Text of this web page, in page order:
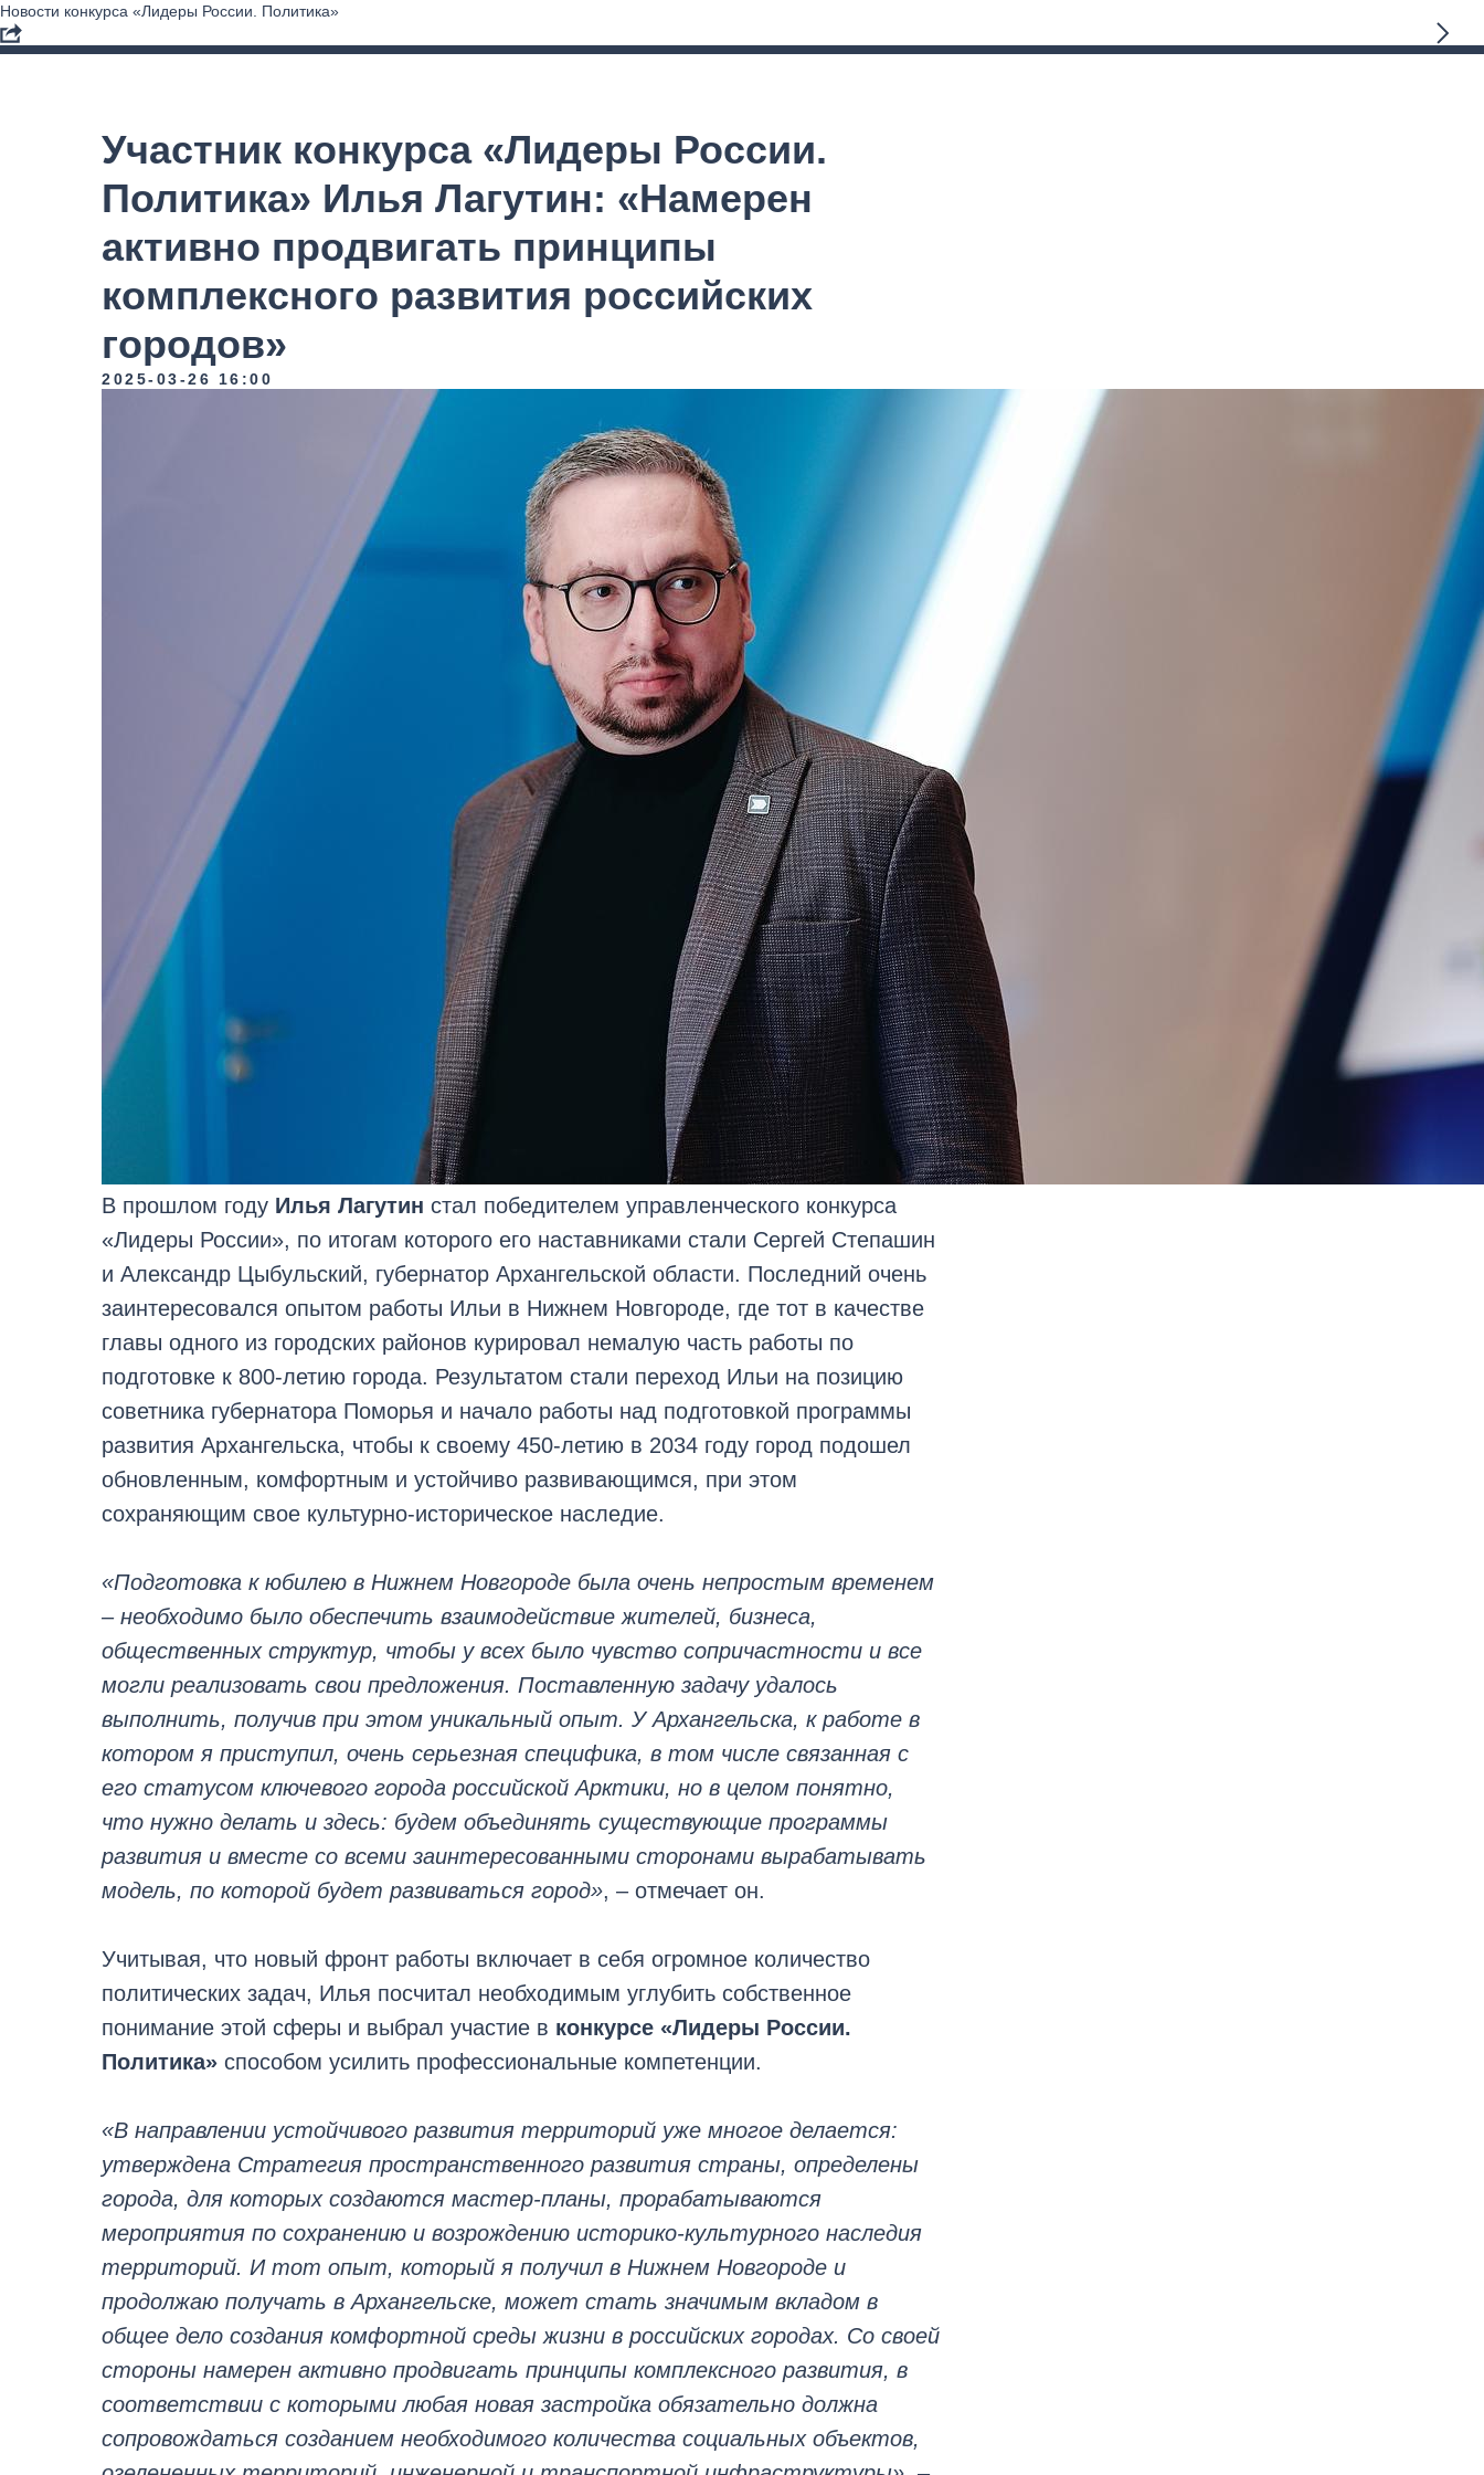
Новости конкурса «Лидеры России. Политика»
Участник конкурса «Лидеры России.
Политика» Илья Лагутин: «Намерен
активно продвигать принципы
комплексного развития российских
городов»
2025-03-26 16:00
В прошлом году Илья Лагутин стал победителем управленческого конкурса
«Лидеры России», по итогам которого его наставниками стали Сергей Степашин
и Александр Цыбульский, губернатор Архангельской области. Последний очень
заинтересовался опытом работы Ильи в Нижнем Новгороде, где тот в качестве
главы одного из городских районов курировал немалую часть работы по
подготовке к 800-летию города. Результатом стали переход Ильи на позицию
советника губернатора Поморья и начало работы над подготовкой программы
развития Архангельска, чтобы к своему 450-летию в 2034 году город подошел
обновленным, комфортным и устойчиво развивающимся, при этом
сохраняющим свое культурно-историческое наследие.
«Подготовка к юбилею в Нижнем Новгороде была очень непростым временем
– необходимо было обеспечить взаимодействие жителей, бизнеса,
общественных структур, чтобы у всех было чувство сопричастности и все
могли реализовать свои предложения. Поставленную задачу удалось
выполнить, получив при этом уникальный опыт. У Архангельска, к работе в
котором я приступил, очень серьезная специфика, в том числе связанная с
его статусом ключевого города российской Арктики, но в целом понятно,
что нужно делать и здесь: будем объединять существующие программы
развития и вместе со всеми заинтересованными сторонами вырабатывать
модель, по которой будет развиваться город», – отмечает он.
Учитывая, что новый фронт работы включает в себя огромное количество
политических задач, Илья посчитал необходимым углубить собственное
понимание этой сферы и выбрал участие в конкурсе «Лидеры России.
Политика» способом усилить профессиональные компетенции.
«В направлении устойчивого развития территорий уже многое делается:
утверждена Стратегия пространственного развития страны, определены
города, для которых создаются мастер-планы, прорабатываются
мероприятия по сохранению и возрождению историко-культурного наследия
территорий. И тот опыт, который я получил в Нижнем Новгороде и
продолжаю получать в Архангельске, может стать значимым вкладом в
общее дело создания комфортной среды жизни в российских городах. Со своей
стороны намерен активно продвигать принципы комплексного развития, в
соответствии с которыми любая новая застройка обязательно должна
сопровождаться созданием необходимого количества социальных объектов,